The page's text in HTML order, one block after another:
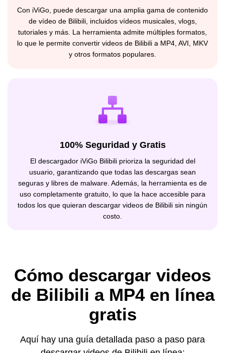
Con iViGo, puede descargar una amplia gama de contenido
de vídeo de Bilibili, incluidos vídeos musicales, vlogs,
tutoriales y más. La herramienta admite múltiples formatos,
lo que le permite convertir videos de Bilibili a MP4, AVI, MKV
y otros formatos populares.
100% Seguridad y Gratis
El descargador iViGo Bilibili prioriza la seguridad del
usuario, garantizando que todas las descargas sean
seguras y libres de malware. Además, la herramienta es de
uso completamente gratuito, lo que la hace accesible para
todos los que quieran descargar videos de Bilibili sin ningún
costo.
Cómo descargar videos
de Bilibili a MP4 en línea
gratis
Aquí hay una guía detallada paso a paso para